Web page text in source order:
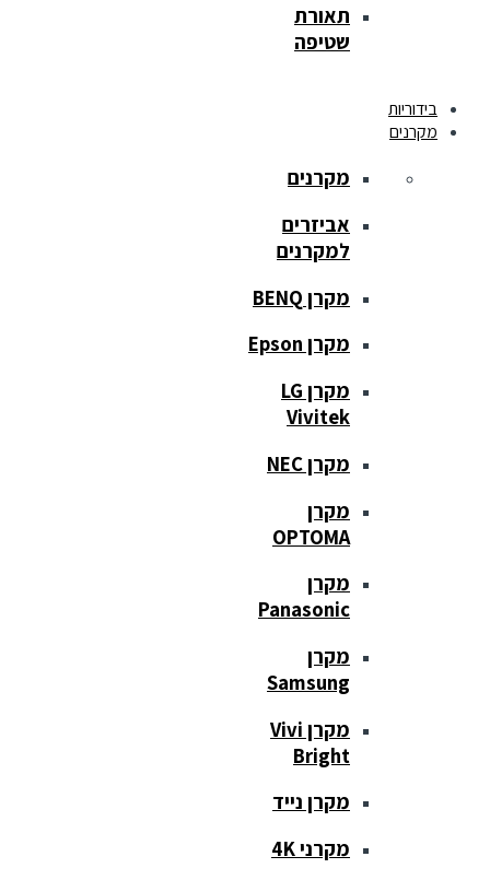
תאורת
שטיפה
בידוריות
מקרנים
מקרנים
אביזרים
למקרנים
מקרן BENQ
מקרן Epson
מקרן LG
Vivitek
מקרן NEC
מקרן
OPTOMA
מקרן
Panasonic
מקרן
Samsung
מקרן Vivi
Bright
מקרן נייד
מקרני 4K